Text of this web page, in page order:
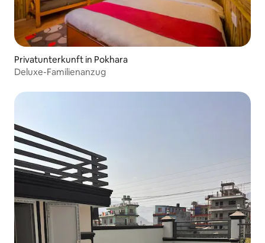
Privatunterkunft in Pokhara
Deluxe-Familienanzug